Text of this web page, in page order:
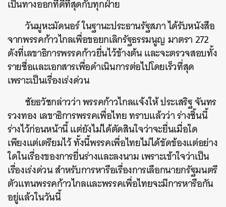
เป็นทางออกที่ดีที่สุดกับทุกฝ่าย
วันมูหะมัดนอร์ ในฐานะประธานรัฐสภา ได้รับหนังสือ
จากพรรคก้าวไกลเพื่อขอยกเลิกรัฐธรรมนูญ มาตรา 272
ดังที่เลขาธิการพรรคก้าวยื่นไว้ข้างต้น และจะตรวจสอบทั้ง
รายชื่อและเอกสารเพื่อดำเนินการต่อไปโดยเร็วที่สุด
เพราะเป็นเรื่องเร่งด่วน
ชัยธวัชกล่าวว่า พรรคก้าวไกลแจ้งให้ ประเสริฐ จันทร
รวงทอง เลขาธิการพรรคเพื่อไทย ทราบแล้วว่า ร่างชิ้นนี้
ร่างไว้ก่อนหน้านี้ แต่ยังไม่ได้ตัดสินใจว่าจะยื่นเมื่อใด
เพียงแต่เตรียมไว้ ทั้งนี้พรรคเพื่อไทยไม่ได้ขัดข้องแต่อย่าง
ใดในเรื่องของการยื่นร่างและลงนาม เพราะเข้าใจว่าเป็น
เรื่องเร่งด่วน สำหรับการหารือเรื่องการเลือกนายกรัฐมนตรี
ตัวแทนพรรคก้าวไกลและพรรคเพื่อไทยจะมีการหารือกัน
อยู่แล้วในวันนี้